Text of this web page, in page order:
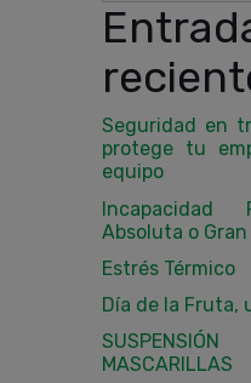
Seguridad en
protege tu
equipo
Incapacidad
Absoluta o
Estrés Térmico
Día de la Fruta,
MASCARILLAS